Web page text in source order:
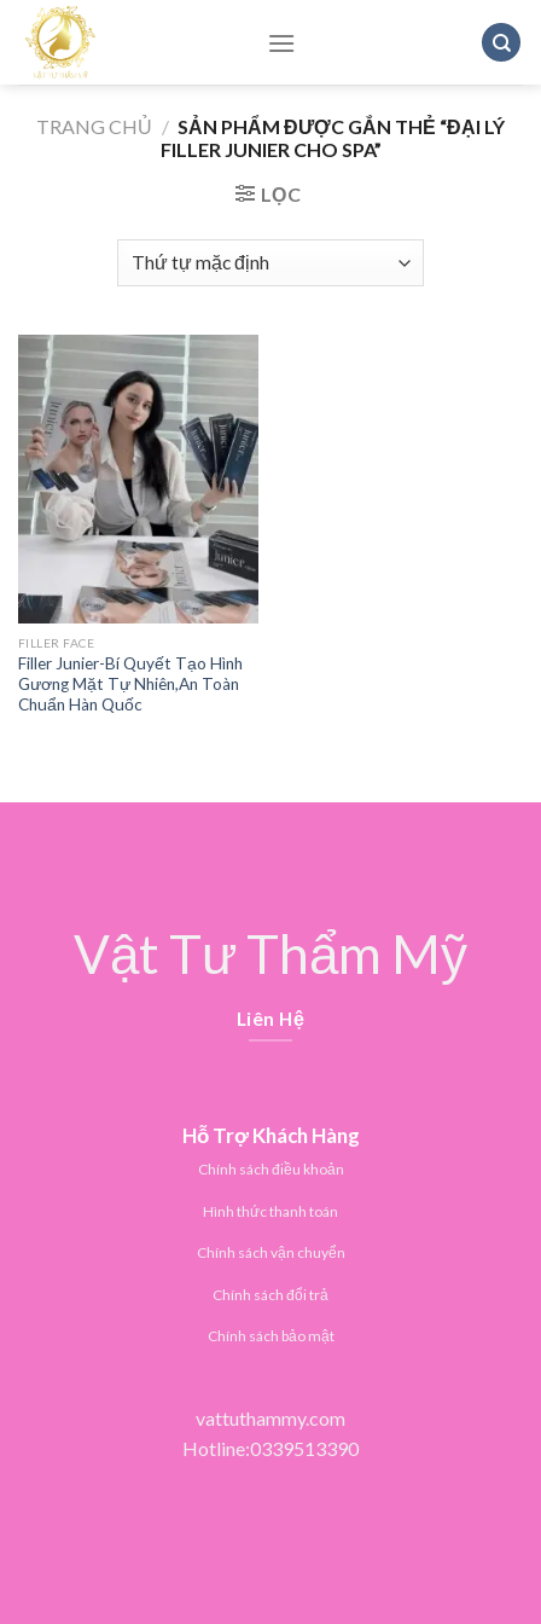
content
TRANG CHỦ / SẢN PHẨM ĐƯỢC GẮN THẺ “ĐẠI LÝ
FILLER JUNIER CHO SPA”
LỌC
FILLER FACE
Filler Junier-Bí Quyết Tạo Hình
Gương Mặt Tự Nhiên,An Toàn
Chuẩn Hàn Quốc
Vật Tư Thẩm Mỹ
Liên Hệ
Hỗ Trợ Khách Hàng
Chính sách điều khoản
Hình thức thanh toán
Chính sách vận chuyển
Chính sách đổi trả
Chính sách bảo mật
vattuthammy.com
Hotline:0339513390